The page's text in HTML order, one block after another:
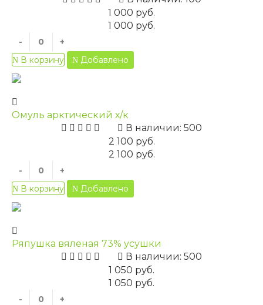
1 000 руб.
1 000 руб.
-
+
В корзину
Добавлено
Омуль арктический х/к
В наличии: 500
2 100 руб.
2 100 руб.
-
+
В корзину
Добавлено
Ряпушка вяленая 73% усушки
В наличии: 500
1 050 руб.
1 050 руб.
-
+